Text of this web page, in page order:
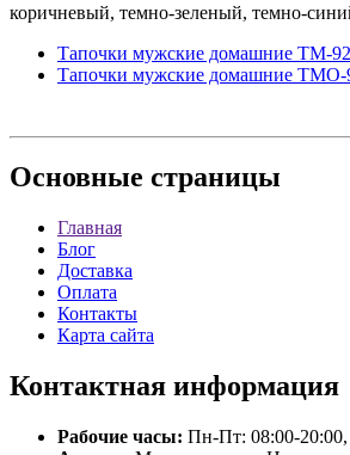
коричневый, темно-зеленый, темно-
Тапочки мужские домашние ТМ-
Тапочки мужские домашние ТМО-
Основные страницы
Главная
Блог
Доставка
Оплата
Контакты
Карта сайта
Контактная информация
Рабочие часы: Пн-Пт: 08:00-